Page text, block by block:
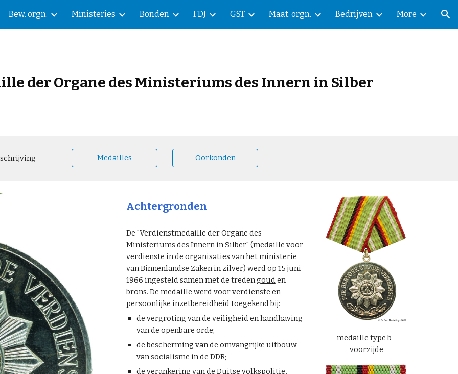
to main content Skip to navigation
Bew. orgn. Ministeries Bonden FDJ GST Maat. orgn. Bedrijven More
der Organe des Ministeriums des Innern in Silber
Medailles Oorkonden
Achtergronden
De "Verdienstmedaille der Organe des
Ministeriums des Innern in Silber" (medaille voor
verdienste in de organisaties van het ministerie
van Binnenlandse Zaken in zilver) werd op 15 juni
1966 ingesteld samen met de tredengouden
brons. De medaille werd voor verdienste en
persoonlijke inzetbereidheid toegekend bij:
de vergroting van de veiligheid en handhaving
van de openbare orde;
de bescherming van de omvangrijke uitbouw
van socialisme in de DDR;
de verankering van de Duitse volkspolitie,
medaille type b -
voorzijde